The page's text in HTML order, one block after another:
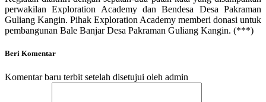
perwakilan Exploration Academy dan Bendesa Desa Pakraman
Guliang Kangin. Pihak Exploration Academy memberi donasi untuk
pembangunan Bale Banjar Desa Pakraman Guliang Kangin. (***)
Beri Komentar
Komentar baru terbit setelah disetujui oleh admin